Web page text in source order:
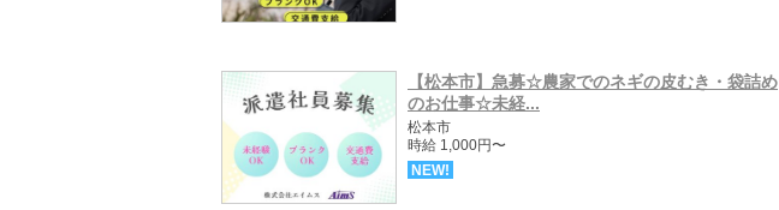
【松本市】急募☆農家でのネギの皮むき・袋詰め
のお仕事☆未経...
松本市
時給 1,000円〜
NEW!